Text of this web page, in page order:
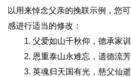
以用来悼念父亲的挽联示例，您
感进行适当的修改：
1. 父爱如山千秋仰，德承家训
2. 恩重泰山永难忘，遗德流芳
3. 英魂归天国有光，慈父仙逝